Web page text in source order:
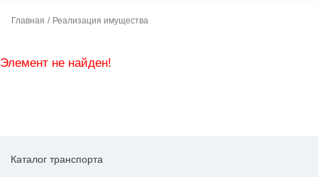
Главная Реализация имущества
Элемент не найден!
Каталог транспорта